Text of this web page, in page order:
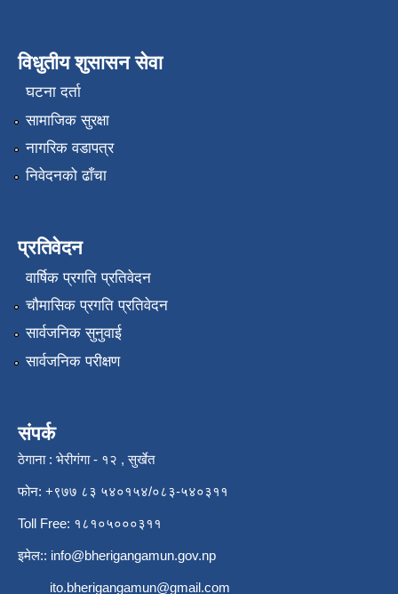
विधुतीय शुसासन सेवा
घटना दर्ता
सामाजिक सुरक्षा
नागरिक वडापत्र
निवेदनको ढाँचा
प्रतिवेदन
वार्षिक प्रगति प्रतिवेदन
चौमासिक प्रगति प्रतिवेदन
सार्वजनिक सुनुवाई
सार्वजनिक परीक्षण
संपर्क
ठेगाना : भेरीगंगा - १२ , सुर्खेत
फोन: +९७७ ८३ ५४०१५४/०८३-५४०३११
Toll Free: १८१०५०००३११
इमेल:: info@bherigangamun.gov.np
ito.bherigangamun@gmail.com